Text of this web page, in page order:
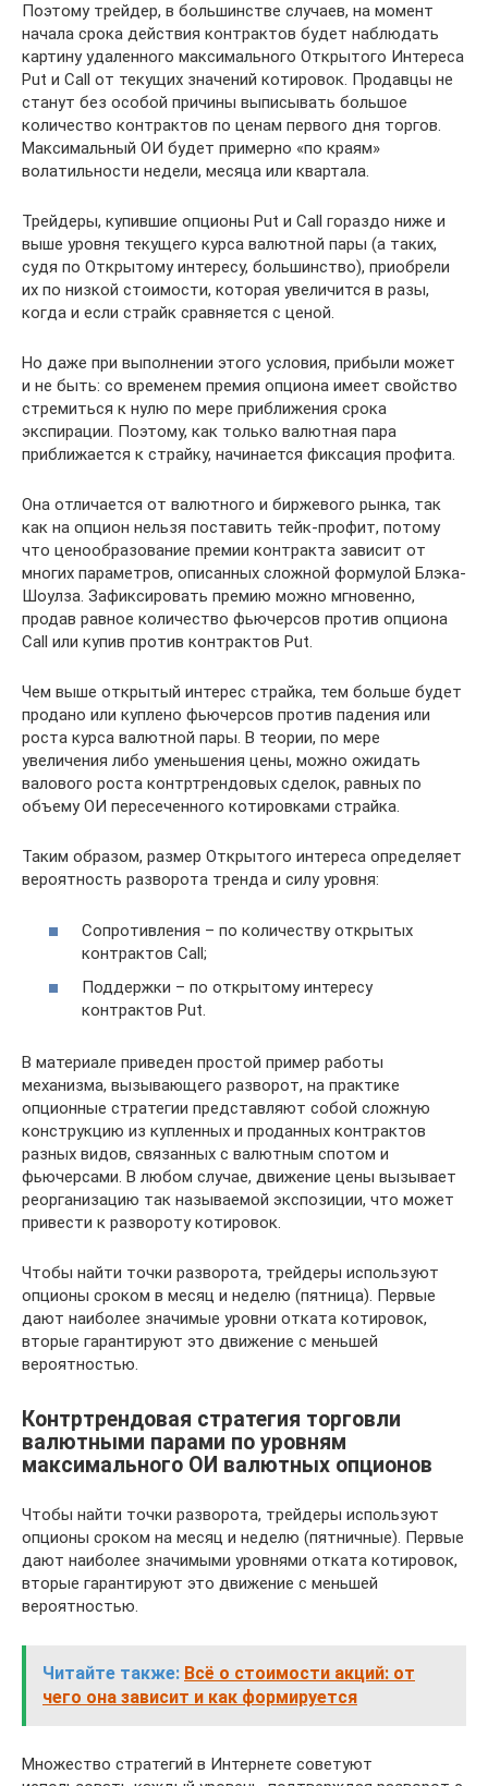
Поэтому трейдер, в большинстве случаев, на момент
начала срока действия контрактов будет наблюдать
картину удаленного максимального Открытого Интереса
Put и Call от текущих значений котировок. Продавцы не
станут без особой причины выписывать большое
количество контрактов по ценам первого дня торгов.
Максимальный ОИ будет примерно «по краям»
волатильности недели, месяца или квартала.
Трейдеры, купившие опционы Put и Call гораздо ниже и
выше уровня текущего курса валютной пары (а таких,
судя по Открытому интересу, большинство), приобрели
их по низкой стоимости, которая увеличится в разы,
когда и если страйк сравняется с ценой.
Но даже при выполнении этого условия, прибыли может
и не быть: со временем премия опциона имеет свойство
стремиться к нулю по мере приближения срока
экспирации. Поэтому, как только валютная пара
приближается к страйку, начинается фиксация профита.
Она отличается от валютного и биржевого рынка, так
как на опцион нельзя поставить тейк-профит, потому
что ценообразование премии контракта зависит от
многих параметров, описанных сложной формулой Блэка-
Шоулза. Зафиксировать премию можно мгновенно,
продав равное количество фьючерсов против опциона
Call или купив против контрактов Put.
Чем выше открытый интерес страйка, тем больше будет
продано или куплено фьючерсов против падения или
роста курса валютной пары. В теории, по мере
увеличения либо уменьшения цены, можно ожидать
валового роста контртрендовых сделок, равных по
объему ОИ пересеченного котировками страйка.
Таким образом, размер Открытого интереса определяет
вероятность разворота тренда и силу уровня:
Сопротивления – по количеству открытых
контрактов Call;
Поддержки – по открытому интересу
контрактов Put.
В материале приведен простой пример работы
механизма, вызывающего разворот, на практике
опционные стратегии представляют собой сложную
конструкцию из купленных и проданных контрактов
разных видов, связанных с валютным спотом и
фьючерсами. В любом случае, движение цены вызывает
реорганизацию так называемой экспозиции, что может
привести к развороту котировок.
Чтобы найти точки разворота, трейдеры используют
опционы сроком в месяц и неделю (пятница). Первые
дают наиболее значимые уровни отката котировок,
вторые гарантируют это движение с меньшей
вероятностью.
Контртрендовая стратегия торговли
валютными парами по уровням
максимального ОИ валютных опционов
Чтобы найти точки разворота, трейдеры используют
опционы сроком на месяц и неделю (пятничные). Первые
дают наиболее значимыми уровнями отката котировок,
вторые гарантируют это движение с меньшей
вероятностью.
Читайте также: Всё о стоимости акций: от
чего она зависит и как формируется
Множество стратегий в Интернете советуют